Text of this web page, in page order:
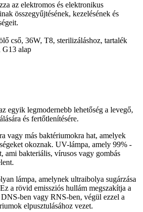
az elektromos és elektronikus
összegyűjtésének, kezelésének és
cső, 36W, T8, sterilizáláshoz, tartalék
G13 alap
egyik legmodernebb lehetőség a levegő,
és fertőtlenítésére.
vagy más baktériumokra hat, amelyek
okoznak. UV-lámpa, amely 99% -
ami bakteriális, vírusos vagy gombás
lámpa, amelynek ultraibolya sugárzása
a rövid emissziós hullám megszakítja a
ben vagy RNS-ben, végül ezzel a
elpusztulásához vezet.